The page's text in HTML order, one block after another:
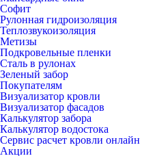
Софит
Рулонная гидроизоляция
Теплозвукоизоляция
Метизы
Подкровельные пленки
Сталь в рулонах
Зеленый забор
Покупателям
Визуализатор кровли
Визуализатор фасадов
Калькулятор забора
Калькулятор водостока
Сервис расчет кровли онлайн
Акции